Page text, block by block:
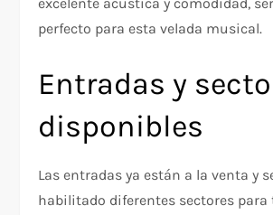
perfecto para esta velada musical.
Entradas y
disponibles
Las entradas ya están a la venta y
habilitado diferentes sectores para